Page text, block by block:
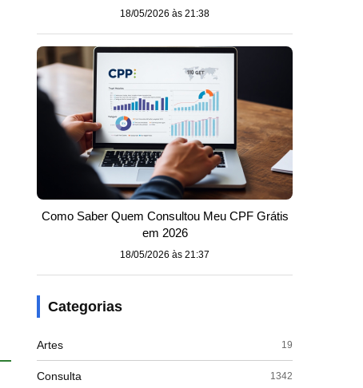
18/05/2026 às 21:38
Como Saber Quem Consultou Meu CPF Grátis
em 2026
18/05/2026 às 21:37
Categorias
Artes 19
Consulta 1342